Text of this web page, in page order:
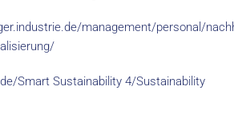
management/personal/
Smart Sustainability 4/Sustainability